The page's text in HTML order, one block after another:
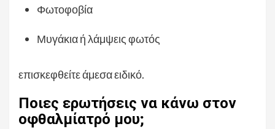
Φωτοφοβία
Μυγάκια ή λάμψεις φωτός
επισκεφθείτε άμεσα ειδικό.
Ποιες ερωτήσεις να κάνω στον
οφθαλμίατρό μου;